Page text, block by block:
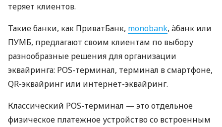
теряет клиентов.
Такие банки, как ПриватБанк, monobank, àбанк или
ПУМБ, предлагают своим клиентам по выбору
разнообразные решения для организации
эквайринга: POS-терминал, терминал в смартфоне,
QR-эквайринг или интернет-эквайринг.
Классический POS-терминал — это отдельное
физическое платежное устройство со встроенным